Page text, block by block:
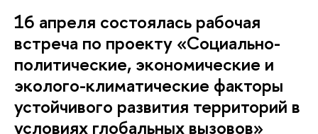
16 апреля состоялась рабочая
встреча по проекту «Социально-
политические, экономические и
эколого-климатические факторы
устойчивого развития территорий в
условиях глобальных вызовов»